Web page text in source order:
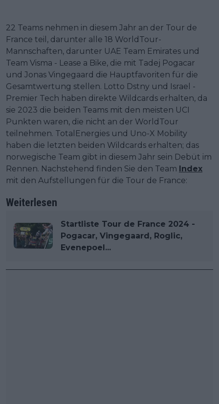
22 Teams nehmen in diesem Jahr an der Tour de
France teil, darunter alle 18 WorldTour-
Mannschaften, darunter UAE Team Emirates und
Team Visma - Lease a Bike, die mit Tadej Pogacar
und Jonas Vingegaard die Hauptfavoriten für die
Gesamtwertung stellen. Lotto Dstny und Israel -
Premier Tech haben direkte Wildcards erhalten, da
sie 2023 die beiden Teams mit den meisten UCI
Punkten waren, die nicht an der WorldTour
teilnehmen. TotalEnergies und Uno-X Mobility
haben die letzten beiden Wildcards erhalten; das
norwegische Team gibt in diesem Jahr sein Debüt im
Rennen. Nachstehend finden Sie den Team Index
mit den Aufstellungen für die Tour de France:
Weiterlesen
Startliste Tour de France 2024 -
Pogacar, Vingegaard, Roglic,
Evenepoel...